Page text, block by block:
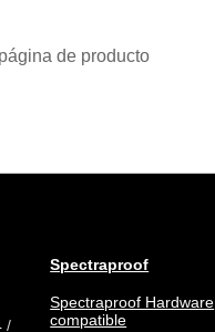
de producto
/
Spectraproof
Spectraproof Hardware
compatible